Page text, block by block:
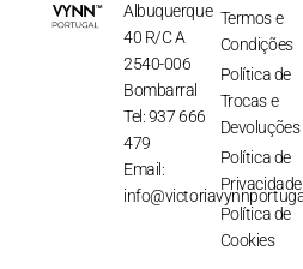
Albuquerque
40 R/C A
2540-006
Bombarral
Tel: 937 666
479
Email:
Termos e
Condições
Política de
Trocas e
Devoluções
Política de
Privacidade
Política de
Cookies